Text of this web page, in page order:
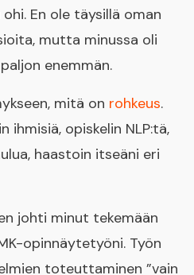
En ole täysillä oman
mutta minussa oli
enemmän.
mitä on rohkeus.
ihmisiä, opiskelin NLP:tä,
haastoin itseäni eri
johti minut tekemään
opinnäytetyöni. Työn
toteuttaminen ”vain